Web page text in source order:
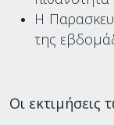
Η
της
Οι